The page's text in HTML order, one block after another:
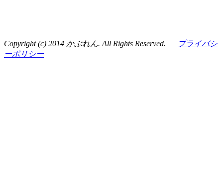
Copyright (c) 2014 かぶれん. All Rights Reserved.
プライバシ
ーポリシー